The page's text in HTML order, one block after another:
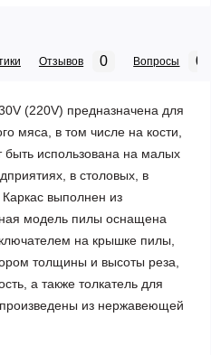
Отзывов 0 Вопросы 0
(220V) предназначена для
мяса, в том числе на кости,
использована на малых
в столовых, в
Каркас выполнен из
модель пилы оснащена
на крышке пилы,
толщины и высоты реза,
а также толкатель для
из нержавеющей